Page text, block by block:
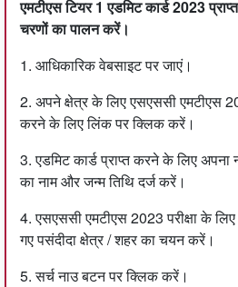
एमटीएस टियर 1 एडमिट कार्ड 2023
चरणों का पालन करें।
1. आधिकारिक वेबसाइट पर जाएं।
2. अपने क्षेत्र के लिए एसएससी एमटीएस
करने के लिए लिंक पर क्लिक करें।
3. एडमिट कार्ड प्राप्त करने के लिए
का नाम और जन्म तिथि दर्ज करें।
4. एसएससी एमटीएस 2023 परीक्षा के
गए पसंदीदा क्षेत्र / शहर का चयन करें।
5. सर्च नाउ बटन पर क्लिक करें।